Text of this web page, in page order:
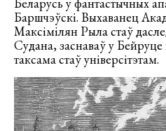
Баршчэўскі. Выхаванец
Максімілян Рыла стаў
Судана, заснаваў у
таксама стаў універсітэтам.